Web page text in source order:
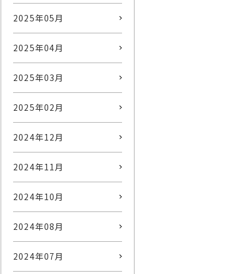
2025年05月
2025年04月
2025年03月
2025年02月
2024年12月
2024年11月
2024年10月
2024年08月
2024年07月